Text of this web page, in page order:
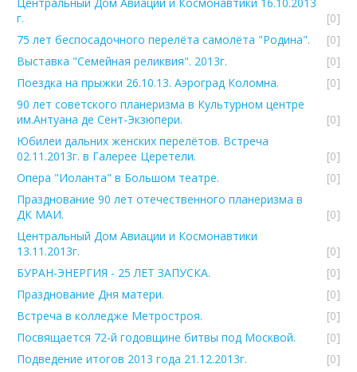
г.
[0]
75 лет беспосадочного перелёта самолёта "Родина".
[0]
Выставка "Семейная реликвия". 2013г.
[0]
Поездка на прыжки 26.10.13. Аэроград Коломна.
[0]
90 лет советского планеризма в Культурном центре
им.Антуана де Сент-Экзюпери.
[0]
Юбилеи дальних женских перелётов. Встреча
02.11.2013г. в Галерее Церетели.
[0]
Опера "Иоланта" в Большом театре.
[0]
Празднование 90 лет отечественного планеризма в
ДК МАИ.
[0]
Центральный Дом Авиации и Космонавтики
13.11.2013г.
[0]
БУРАН-ЭНЕРГИЯ - 25 ЛЕТ ЗАПУСКА.
[0]
Празднование Дня матери.
[0]
Встреча в колледже Метростроя.
[0]
Посвящается 72-й годовщине битвы под Москвой.
[0]
Подведение итогов 2013 года 21.12.2013г.
[0]